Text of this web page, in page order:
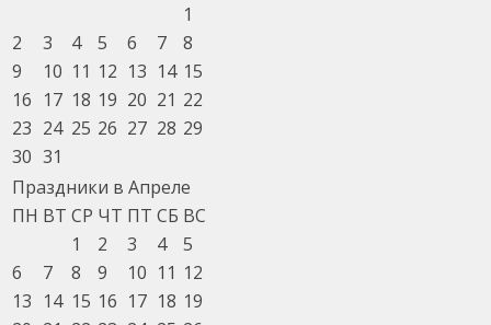
1
2
3 4 5 6 7
8
9
10 11 12 13 14 15
16 17 18 19 20 21 22
23 24 25 26 27 28 29
30 31
Праздники в Апреле
ПН ВТ СР ЧТ ПТ СБ ВС
1
2 3 4
5
6
7 8 9 10 11 12
13 14 15 16 17 18 19